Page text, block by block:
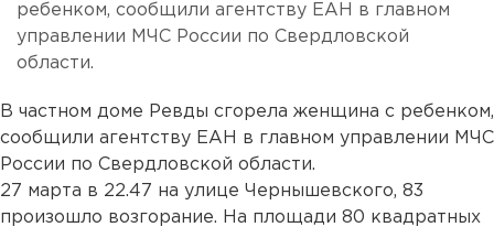
ребенком, сообщили агентству ЕАН в главном
управлении МЧС России по Свердловской
области.
В частном доме Ревды сгорела женщина с ребенком,
сообщили агентству ЕАН в главном управлении МЧС
России по Свердловской области.
27 марта в 22.47 на улице Чернышевского, 83
произошло возгорание. На площади 80 квадратных